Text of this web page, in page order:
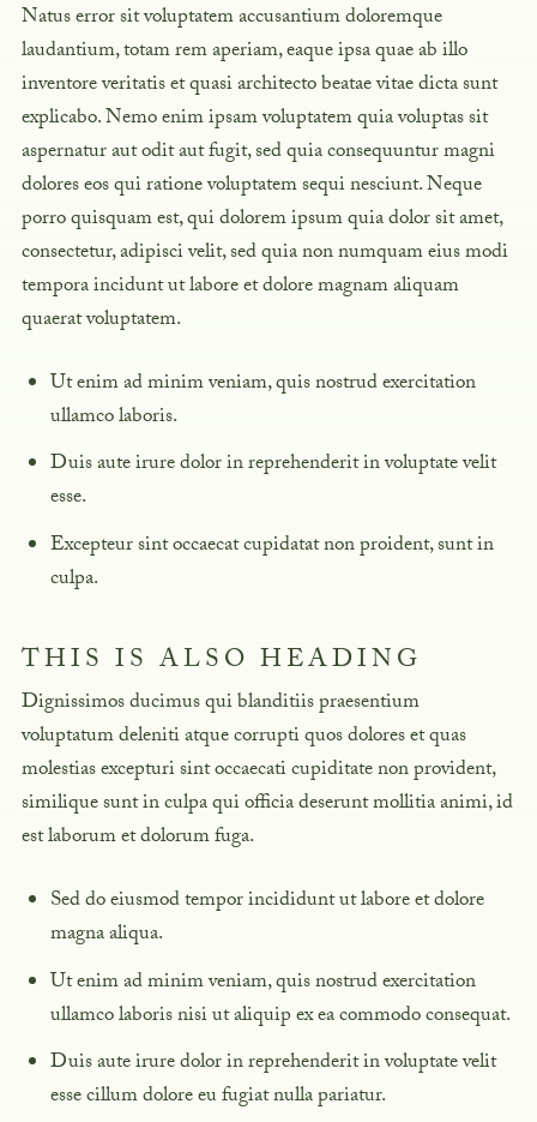
Natus error sit voluptatem accusantium doloremque
laudantium, totam rem aperiam,eaque ipsa quae ab illo
inventore veritatis et quasiarchitecto beatae vitae dicta sunt
explicabo. Nemo enim ipsam voluptatem quia voluptas sit
aspernatur aut odit aut fugit, sed quia consequuntur magni
dolores eos qui ratione voluptatem sequi nesciunt. Neque
porro quisquam est, qui dolorem ipsum quia dolor sit amet,
consectetur, adipisci velit, sed quia non numquam eius modi
tempora incidunt ut labore et dolore magnam aliquam
quaerat voluptatem.
Ut enim ad minim veniam, quis nostrud exercitation
ullamco laboris.
Duis aute irure dolor in reprehenderit in voluptate velit
esse.
Excepteur sint occaecat cupidatat non proident, sunt in
culpa.
THIS IS ALSO HEADING
Dignissimos ducimus qui blanditiis praesentium
voluptatum deleniti atque corrupti quos dolores et quas
molestias excepturi sint occaecati cupiditate non provident,
similique sunt in culpa qui officia deserunt mollitia animi, id
est laborum et dolorum fuga.
Sed do eiusmod tempor incididunt ut labore et dolore
magna aliqua.
Ut enim ad minim veniam, quis nostrud exercitation
ullamco laboris nisi ut aliquip ex ea commodo consequat.
Duis aute irure dolor in reprehenderit in voluptate velit
esse cillum dolore eu fugiat nulla pariatur.